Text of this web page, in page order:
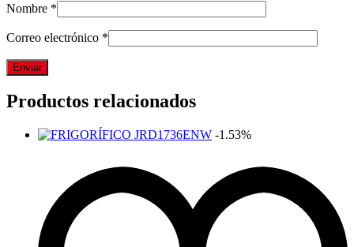
Nombre *
Correo electrónico *
Productos relacionados
-1.53%